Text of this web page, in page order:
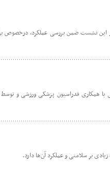
با حضور اعضاء، چهارشنبه ۱۶ آبان ماه برگزار شد. در این نشست ضمن بررسی
با همکاری فدراسیون پزشکی ورزشی و
بر سلامتی و عملکرد آن‌ها دارد.